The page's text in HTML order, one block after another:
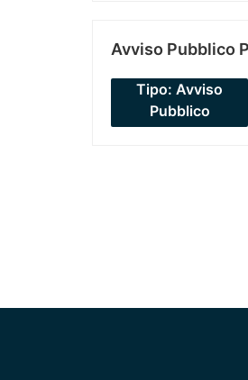
Avviso Pubblico
Tipo: Avviso
Pubblico